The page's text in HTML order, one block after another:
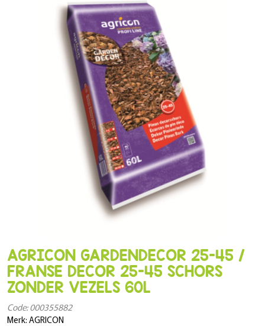
AGRICON GARDENDECOR 25-45 /
FRANSE DECOR 25-45 SCHORS
ZONDER VEZELS 60L
Code: 000355882
Merk: AGRICON